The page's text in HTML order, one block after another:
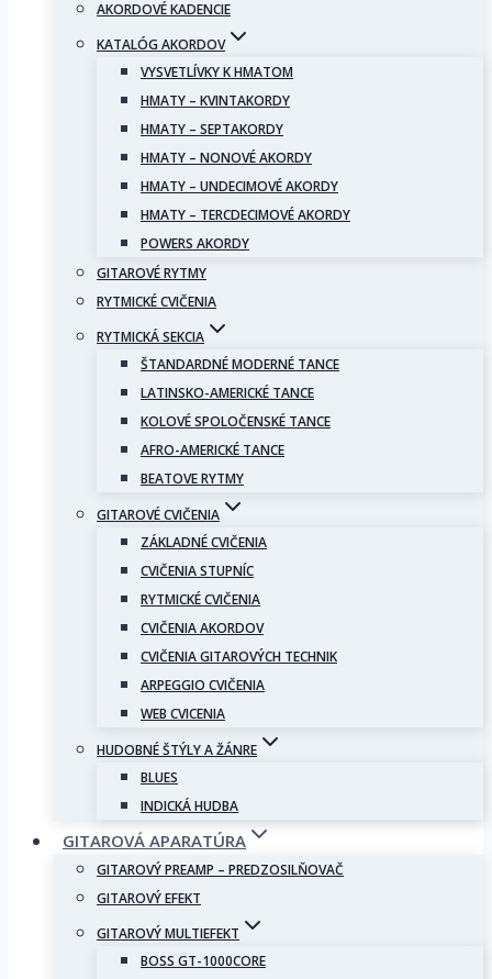
AKORDOVÉ KADENCIE
KATALÓG AKORDOV
VYSVETLÍVKY K HMATOM
HMATY – KVINTAKORDY
HMATY – SEPTAKORDY
HMATY – NONOVÉ AKORDY
HMATY – UNDECIMOVÉ AKORDY
HMATY – TERCDECIMOVÉ AKORDY
POWERS AKORDY
GITAROVÉ RYTMY
RYTMICKÉ CVIČENIA
RYTMICKÁ SEKCIA
ŠTANDARDNÉ MODERNÉ TANCE
LATINSKO-AMERICKÉ TANCE
KOLOVÉ SPOLOČENSKÉ TANCE
AFRO-AMERICKÉ TANCE
BEATOVE RYTMY
GITAROVÉ CVIČENIA
ZÁKLADNÉ CVIČENIA
CVIČENIA STUPNÍC
RYTMICKÉ CVIČENIA
CVIČENIA AKORDOV
CVIČENIA GITAROVÝCH TECHNIK
ARPEGGIO CVIČENIA
WEB CVICENIA
HUDOBNÉ ŠTÝLY A ŽÁNRE
BLUES
INDICKÁ HUDBA
GITAROVÁ APARATÚRA
GITAROVÝ PREAMP – PREDZOSILŇOVAČ
GITAROVÝ EFEKT
GITAROVÝ MULTIEFEKT
BOSS GT-1000CORE